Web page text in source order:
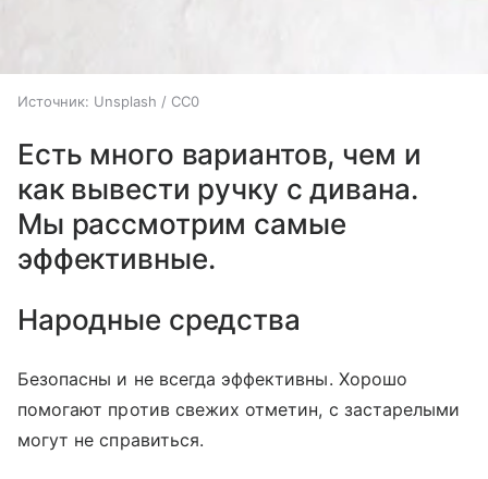
Источник: Unsplash / CC0
Есть много вариантов, чем и
как вывести ручку с дивана.
Мы рассмотрим самые
эффективные.
Народные средства
Безопасны и не всегда эффективны. Хорошо
помогают против свежих отметин, с застарелыми
могут не справиться.